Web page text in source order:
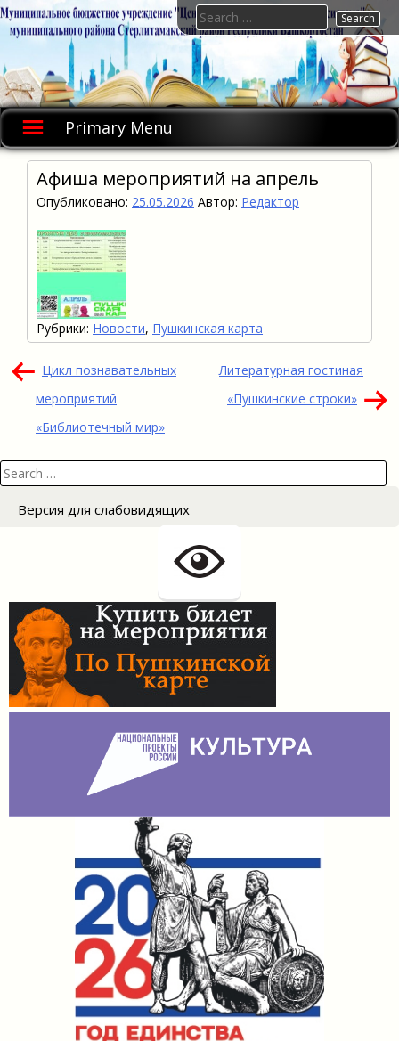
Skip
to
Primary Menu
Search
for:
Афиша мероприятий на апрель
Опубликовано: 25.05.2026 Автор: Редактор
Рубрики: Новости, Пушкинская карта
Навигация
по
записям
Цикл познавательных
мероприятий
«Библиотечный мир»
Литературная гостиная
«Пушкинские строки»
Search
for:
Версия для слабовидящих